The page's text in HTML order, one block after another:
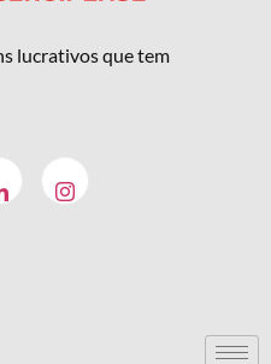
lucrativos que tem